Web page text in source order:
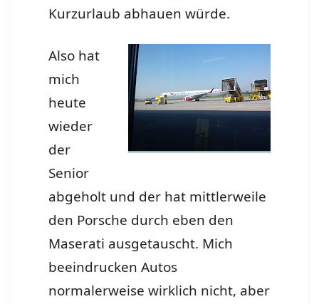
Kurzurlaub abhauen würde.
Also hat
mich
heute
wieder
der
Senior
abgeholt und der hat mittlerweile
den Porsche durch eben den
Maserati ausgetauscht. Mich
beeindrucken Autos
normalerweise wirklich nicht, aber